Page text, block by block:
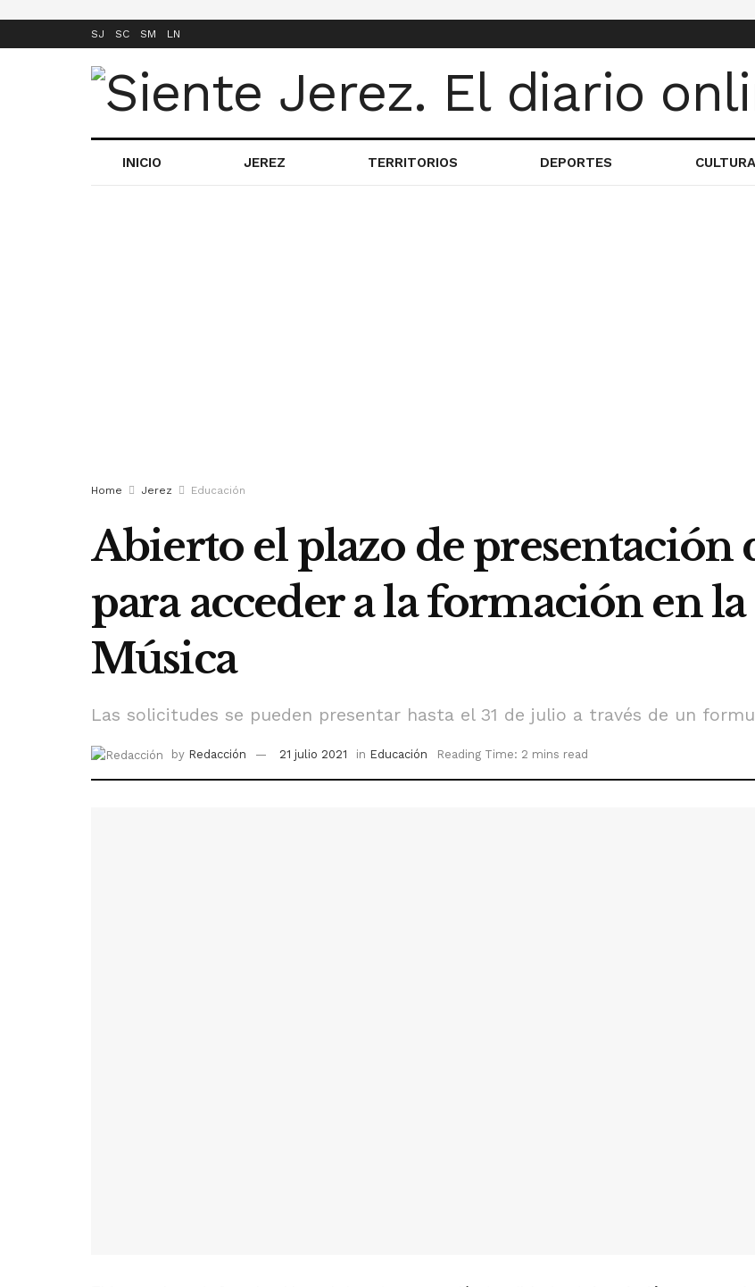
SJ SC SM LN
INICIO JEREZ TERRITORIOS DEPORTES CULTURA
Home Jerez Educación
Abierto el plazo de presentación
para acceder a la formación en la
Música
Las solicitudes se pueden presentar hasta el 31 de julio a través de un
by Redacción 21 julio 2021 in Educación Reading Time: 2 mins read